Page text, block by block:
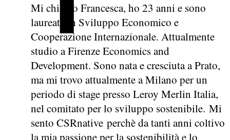
Mi chiamo Francesca, ho 23 anni e sono
laureata in Sviluppo Economico e
Cooperazione Internazionale. Attualmente
studio a Firenze Economics and
Development. Sono nata e cresciuta a Prato,
ma mi trovo attualmente a Milano per un
periodo di stage presso Leroy Merlin Italia,
nel comitato per lo sviluppo sostenibile. Mi
sento CSRnative perchè da tanti anni coltivo
la mia passione per la sostenibilità e lo